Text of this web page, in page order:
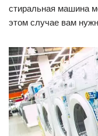
стиральная машина
этом случае вам